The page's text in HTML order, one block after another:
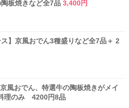
陶板焼きなど全7品 3,400円
ス】京風おでん3種盛りなど全7品＋ 2
風おでん、特選牛の陶板焼きがメイ
理のみ 4200円8品